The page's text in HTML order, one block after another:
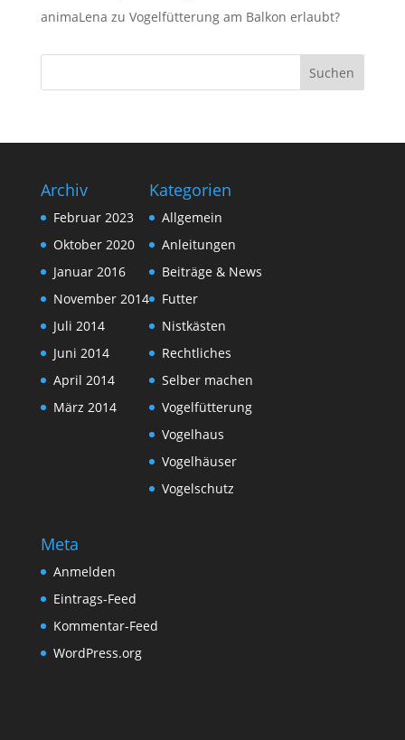
animaLena zu Vogelfütterung am Balkon erlaubt?
Archiv
Februar 2023
Oktober 2020
Januar 2016
November 2014
Juli 2014
Juni 2014
April 2014
März 2014
Kategorien
Allgemein
Anleitungen
Beiträge & News
Futter
Nistkästen
Rechtliches
Selber machen
Vogelfütterung
Vogelhaus
Vogelhäuser
Vogelschutz
Meta
Anmelden
Eintrags-Feed
Kommentar-Feed
WordPress.org